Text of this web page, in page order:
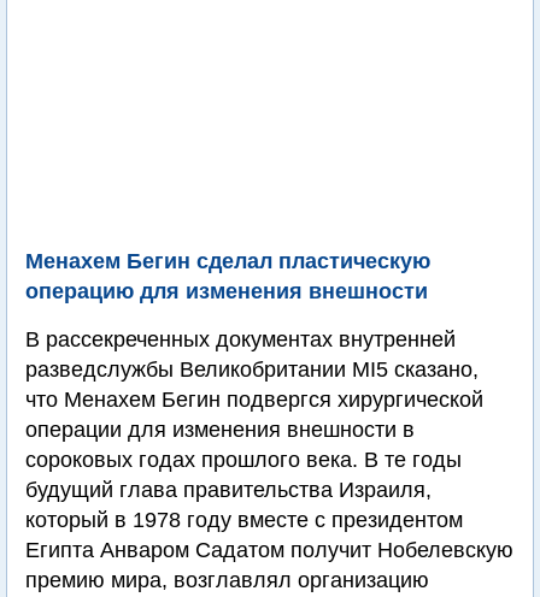
Менахем Бегин сделал пластическую
операцию для изменения внешности
В рассекреченных документах внутренней
разведслужбы Великобритании MI5 сказано,
что Менахем Бегин подвергся хирургической
операции для изменения внешности в
сороковых годах прошлого века. В те годы
будущий глава правительства Израиля,
который в 1978 году вместе с президентом
Египта Анваром Садатом получит Нобелевскую
премию мира, возглавлял организацию